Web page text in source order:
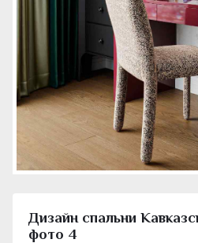
Дизайн спальни
фото 4